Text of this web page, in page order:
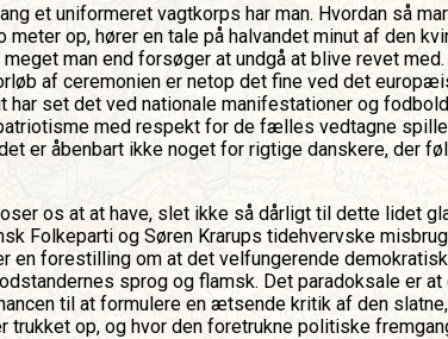
et uniformeret vagtkorps har man. Hvordan så
op, hører en tale på halvandet minut af den
man end forsøger at undgå at blive revet
af ceremonien er netop det fine ved det
set det ved nationale manifestationer og
med respekt for de fælles vedtagne
er åbenbart ikke noget for rigtige danskere, der
os at at have, slet ikke så dårligt til dette lidet
Folkeparti og Søren Krarups tidehvervske
en forestilling om at det velfungerende
sprog og flamsk. Det paradoksale er
til at formulere en ætsende kritik af den
op, og hvor den foretrukne politiske